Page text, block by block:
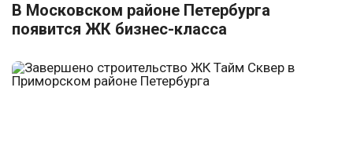
В Московском районе Петербурга
появится ЖК бизнес-класса